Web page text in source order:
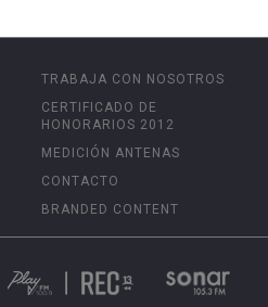
TRABAJA CON NOSOTROS
CERTIFICADO DE
HONORARIOS 2012
MEDICIÓN ANTENAS
CONTACTO
BRANDED CONTENT